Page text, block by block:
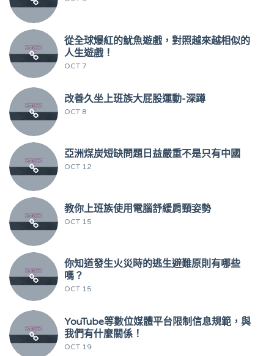
從全球爆紅的魷魚遊戲，對照越來越相似的
人生遊戲！
OCT 7
改善久坐上班族大屁股運動-深蹲
OCT 8
亞洲煤炭短缺問題日益嚴重不是只有中國
OCT 12
教你上班族使用電腦舒緩肩頸姿勢
OCT 15
你知道發生火災時的逃生避難原則有哪些
嗎？
OCT 15
YouTube等數位媒體平台限制信息規範，與
我們有什麼關係！
OCT 19